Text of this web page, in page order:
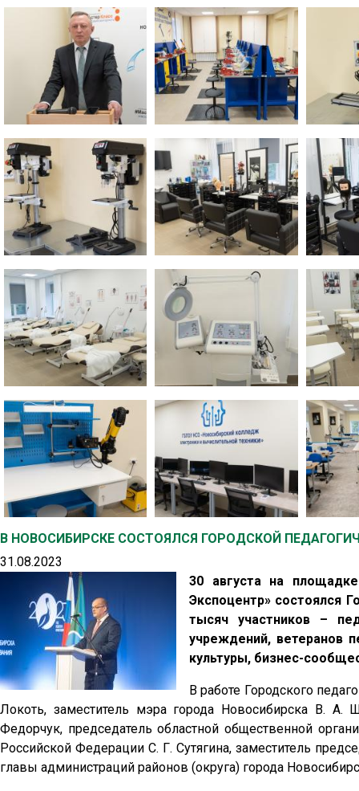
В НОВОСИБИРСКЕ СОСТОЯЛСЯ ГОРОДСКОЙ
31.08.2023
30 августа на
Экспоцентр» состоялся
тысяч участников –
учреждений, ветеранов
культуры, бизнес-
В работе Городского
Локоть, заместитель мэра города Новосибирска В. А.
Федорчук, председатель областной общественной
Российской Федерации С. Г. Сутягина, заместитель
главы администраций районов (округа) города